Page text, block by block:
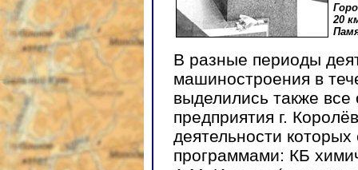
20
В разные периоды
машиностроения в
выделились также
предприятия г.
деятельности
программами: КБ